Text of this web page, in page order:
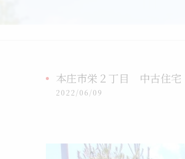
本庄市栄２丁目 中古住宅
2022/06/09